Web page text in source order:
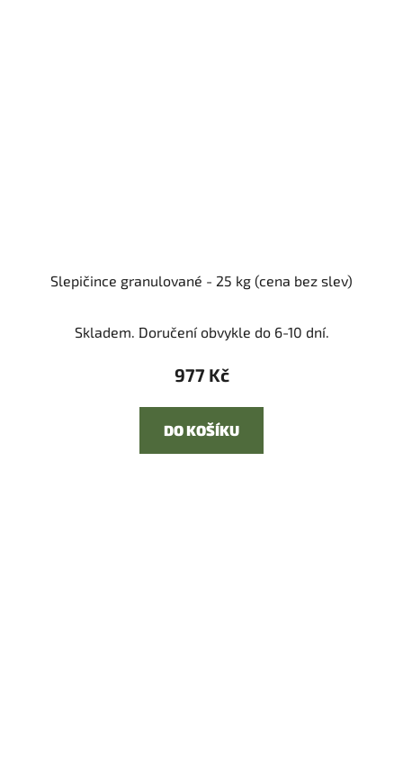
Slepičince granulované - 25 kg (cena bez slev)
Skladem. Doručení obvykle do 6-10 dní.
977 Kč
DO KOŠÍKU